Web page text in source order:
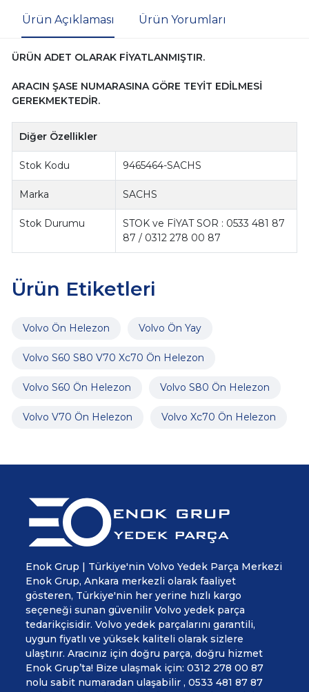
Ürün Açıklaması Ürün Yorumları
ÜRÜN ADET OLARAK FİYATLANMIŞTIR.
ARACIN ŞASE NUMARASINA GÖRE TEYİT EDİLMESİ
GEREKMEKTEDİR.
Diğer Özellikler
Stok Kodu 9465464-SACHS
Marka SACHS
Stok Durumu
STOK ve FİYAT SOR : 0533 481 87
87 / 0312 278 00 87
Ürün Etiketleri
Volvo Ön Helezon Volvo Ön Yay
Volvo S60 S80 V70 Xc70 Ön Helezon
Volvo S60 Ön Helezon Volvo S80 Ön Helezon
Volvo V70 Ön Helezon Volvo Xc70 Ön Helezon
Enok Grup | Türkiye'nin Volvo Yedek Parça Merkezi
Enok Grup, Ankara merkezli olarak faaliyet
gösteren, Türkiye'nin her yerine hızlı kargo
seçeneği sunan güvenilir Volvo yedek parça
tedarikçisidir. Volvo yedek parçalarını garantili,
uygun fiyatlı ve yüksek kaliteli olarak sizlere
ulaştırır. Aracınız için doğru parça, doğru hizmet
Enok Grup’ta! Bize ulaşmak için: 0312 278 00 87
nolu sabit numaradan ulaşabilir , 0533 481 87 87